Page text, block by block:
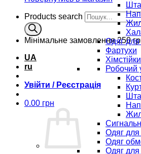
Products search
Мінімальне замовлення250
UA
ru
Увійти / Реєстрація
0.00 грн
Одяг для
Фартухи
Робочий
Одяг для
Одяг
Одяг